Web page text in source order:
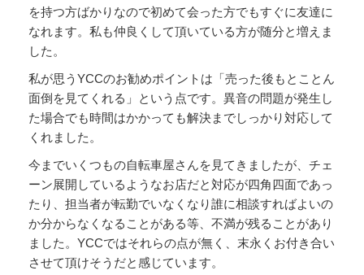
を持つ方ばかりなので初めて会った方でもすぐに友達に
なれます。私も仲良くして頂いている方が随分と増えま
した。
私が思うYCCのお勧めポイントは「売った後もとことん
面倒を見てくれる」という点です。異音の問題が発生し
た場合でも時間はかかっても解決までしっかり対応して
くれました。
今までいくつもの自転車屋さんを見てきましたが、チェ
ーン展開しているようなお店だと対応が四角四面であっ
たり、担当者が転勤でいなくなり誰に相談すればよいの
か分からなくなることがある等、不満が残ることがあり
ました。YCCではそれらの点が無く、末永くお付き合い
させて頂けそうだと感じています。